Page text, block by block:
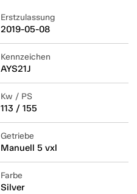
Erstzulassung
2019-05-08
Kennzeichen
AYS21J
Kw / PS
113 / 155
Getriebe
Manuell 5 vxl
Farbe
Silver